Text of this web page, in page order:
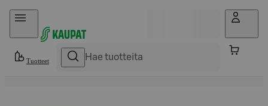
Hyppää sisältöön
Tuotteet